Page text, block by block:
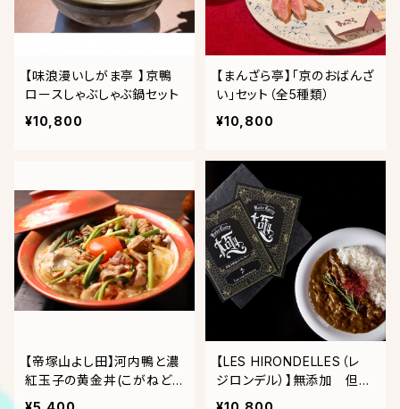
【味浪漫いしがま亭 】京鴨
ロースしゃぶしゃぶ鍋セット
¥10,800
【まんざら亭】「京のおばんざ
い」セット（全5種類）
¥10,800
【帝塚山よし田】河内鴨と濃
紅玉子の黄金丼(こがねど
ん)3人前と鴨のしゅうまい5
【LES HIRONDELLES（レ
ジロンデル）】無添加 但馬
牛濃厚とろすじカレー プ